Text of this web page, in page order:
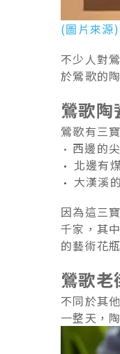
(圖片來源)
不少人對
於鶯歌的
鶯歌陶
鶯歌有三寶
• 西邊的
• 北邊有
• 大漢溪
因為這三
千家，其
的藝術花
鶯歌老
不同於其
一整天，